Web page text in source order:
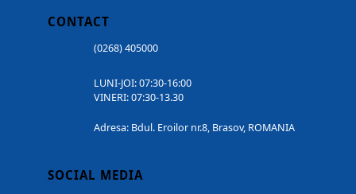
CONTACT
(0268) 405000
LUNI-JOI: 07:30-16:00
VINERI: 07:30-13.30
Adresa: Bdul. Eroilor nr.8, Brasov, ROMANIA
SOCIAL MEDIA